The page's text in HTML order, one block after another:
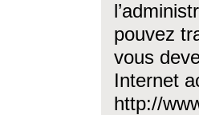
pouvez
vous
Internet
http://